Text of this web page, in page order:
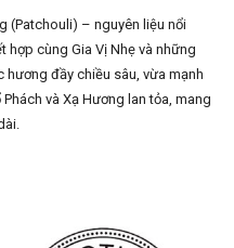
(Patchouli) – nguyên liệu nổi
hợp cùng Gia Vị Nhẹ và những
hương đầy chiều sâu, vừa mạnh
và Xạ Hương lan tỏa, mang